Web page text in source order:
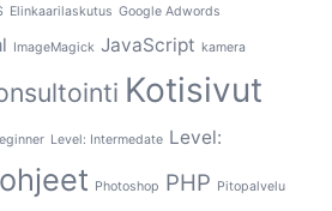
Elinkaarilaskutus Google Adwords
ImageMagick JavaScript kamera
Kotisivut
Level: Intermedate Level:
ohjeet Photoshop PHP Pitopalvelu